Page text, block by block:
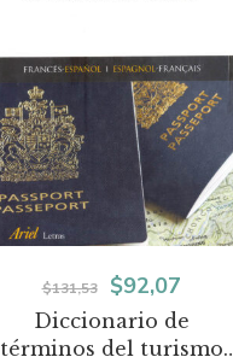
Diccionario de
términos del turismo
$131,53
El
precio
$92,07El
precio